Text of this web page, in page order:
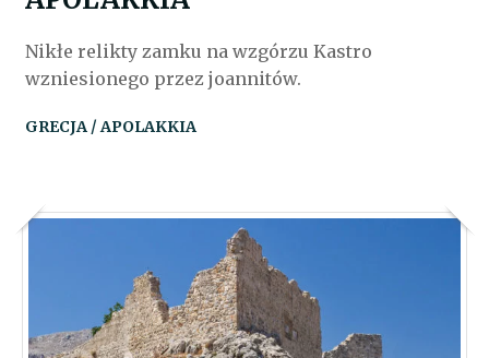
Nikłe relikty zamku na wzgórzu Kastro
wzniesionego przez joannitów.
GRECJA / APOLAKKIA